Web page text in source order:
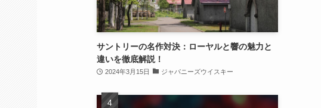
サントリーの名作対決：ローヤルと響の魅力と
違いを徹底解説！
2024年3月15日 ジャパニーズウイスキー